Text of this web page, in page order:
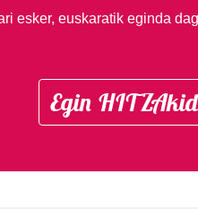
esker, euskaratik eginda
Egin